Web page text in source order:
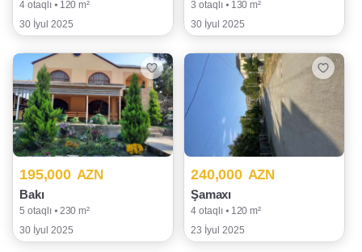
4 otaqlı ⦁ 120 m²
30 İyul 2025
3 otaqlı ⦁ 130 m²
30 İyul 2025
195,000 AZN
Bakı
5 otaqlı ⦁ 230 m²
30 İyul 2025
240,000 AZN
Şamaxı
4 otaqlı ⦁ 120 m²
23 İyul 2025